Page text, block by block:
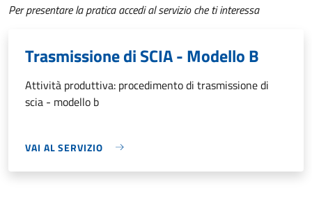
Per presentare la pratica accedi al servizio che ti interessa
Trasmissione di SCIA - Modello B
Attività produttiva: procedimento di trasmissione di
scia - modello b
VAI AL SERVIZIO